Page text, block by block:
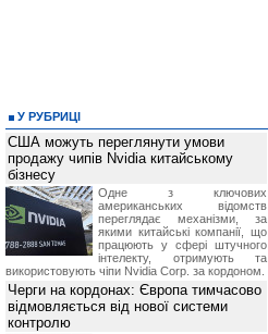
У РУБРИЦІ
США можуть переглянути умови
продажу чипів Nvidia китайському
бізнесу
Одне з ключових
американських відомств
переглядає механізми, за
якими китайські компанії, що
працюють у сфері штучного
інтелекту, отримують та
використовують чіпи Nvidia Corp. за кордоном.
Черги на кордонах: Європа тимчасово
відмовляється від нової системи
контролю